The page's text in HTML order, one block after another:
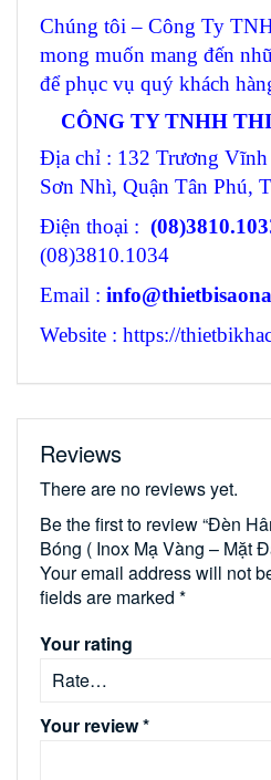
Chúng tôi – Công Ty
mong muốn mang đến
để phục vụ quý khách
CÔNG TY TNHH
Địa chỉ : 132 Trương
Sơn Nhì, Quận Tân Phú,
Điện thoại : (08)3810.103
(08)3810.1034
Email :
Website : https://
Reviews
There are no reviews yet.
Be the first to review “Đèn
Bóng ( Inox Mạ Vàng – Mặt
Your email address will not
fields are marked *
Your rating
Your review*